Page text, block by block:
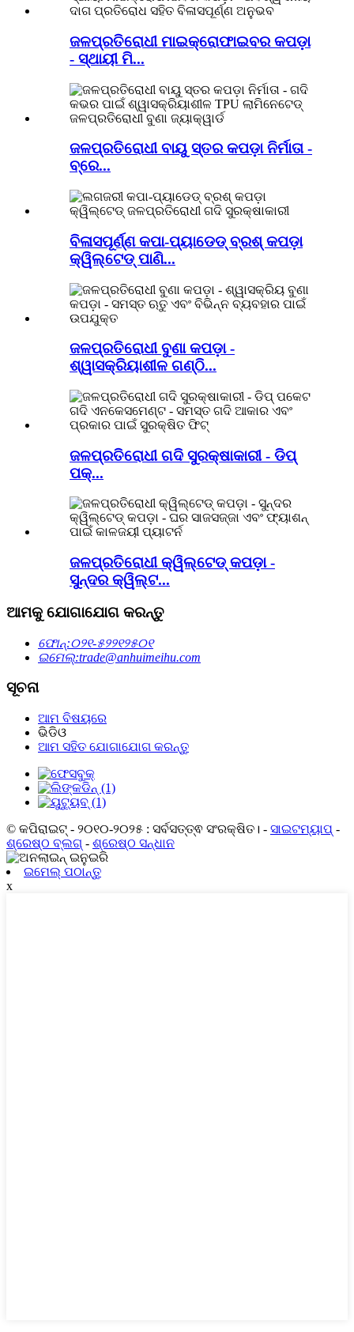
ଜଳପ୍ରତିରୋଧୀ ମାଇକ୍ରୋଫାଇବର କପଡ଼ା
- ସ୍ଥାୟୀ ମି...
ଜଳପ୍ରତିରୋଧୀ ବାୟୁ ସ୍ତର କପଡ଼ା ନିର୍ମାତା -
ବ୍ରେ...
ବିଳାସପୂର୍ଣ୍ଣ କପା-ପ୍ୟାଡେଡ୍ ବ୍ରଶ୍ କପଡ଼ା
କ୍ୱିଲ୍ଟେଡ୍ ପାଣି...
ଜଳପ୍ରତିରୋଧୀ ବୁଣା କପଡ଼ା -
ଶ୍ୱାସକ୍ରିୟାଶୀଳ ଗଣ୍ଠି...
ଜଳପ୍ରତିରୋଧୀ ଗଦି ସୁରକ୍ଷାକାରୀ - ଡିପ୍
ପକ୍...
ଜଳପ୍ରତିରୋଧୀ କ୍ୱିଲ୍ଟେଡ୍ କପଡ଼ା -
ସୁନ୍ଦର କ୍ୱିଲ୍ଟ...
ଆମକୁ ଯୋଗାଯୋଗ କରନ୍ତୁ
ଫୋନ୍:୦୨୧-୫୨୨୧୨୫୦୧
ଇମେଲ୍:trade@anhuimeihu.com
ସୂଚନା
ଆମ ବିଷୟରେ
ଭିଡିଓ
ଆମ ସହିତ ଯୋଗାଯୋଗ କରନ୍ତୁ
© କପିରାଇଟ୍ - ୨୦୧୦-୨୦୨୫ : ସର୍ବସତ୍ତ୍ଵ ସଂରକ୍ଷିତ। - ସାଇଟମ୍ୟାପ୍ -
ଶ୍ରେଷ୍ଠ ବ୍ଲଗ୍ - ଶ୍ରେଷ୍ଠ ସନ୍ଧାନ
ଇମେଲ୍ ପଠାନ୍ତୁ
x